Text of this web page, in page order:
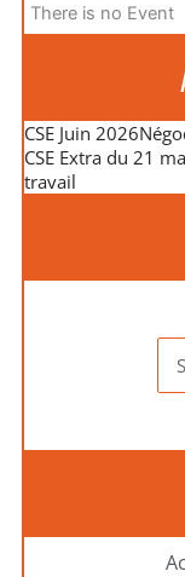
There is no Event
CSE Juin 2026
CSE Extra du 21
travail